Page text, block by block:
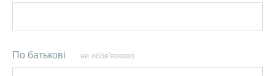
По батькові не обов'язково